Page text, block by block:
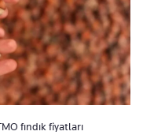
fındık fiyatları